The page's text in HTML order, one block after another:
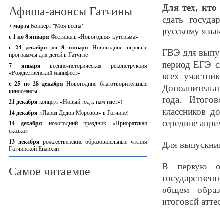
Афиша-анонсы Гатчины
7 мартаКонцерт "Моя весна"
с 1 по 8 января Фестиваль «Новогодняя кутерьма»
с 24 декабря по 8 январяНовогодние игровые
программы для детей в Гатчине
7 январявоенно-историческая реконструкция
«Рождественский манифест»
c 25 по 28 декабряНовогодние благотворительные
киносеансы
21 декабря концерт «Новый год к нам идет»!
14 декабря «Парад Дедов Морозов» в Гатчине!
14 декабря новогодний праздник «Приоратская
сказка»
13 декабрярождественские образовательные чтения
Гатчинской Епархии
Самое читаемое
Для тех, кто
сдать
русскому
ГВЭ для
период ЕГЭ
всех
года.
классников
середине
Для
В первую
общем
итоговой